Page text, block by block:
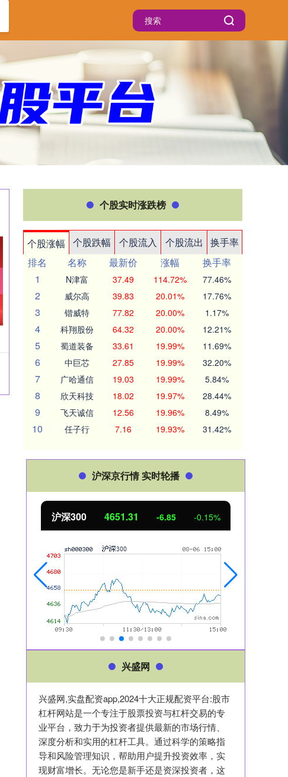
个股实时涨跌榜
个股涨幅 个股跌幅 个股流入 个股流出
换手率
排名
名称 最新价 涨幅
换手率
1
N津富 37.49 114.72% 77.46%
2 威尔高 39.83 20.01% 17.76%
3 锴威特 77.82 20.00% 1.17%
4 科翔股份 64.32 20.00% 12.21%
5 蜀道装备 33.61 19.99% 11.69%
6 中巨芯 27.85 19.99% 32.20%
7 广哈通信 19.03 19.99% 5.84%
8 欣天科技 18.02 19.97% 28.44%
9 飞天诚信 12.56 19.96% 8.49%
10 任子行 7.16 19.93% 31.42%
沪深京行情 实时轮播
北证50 1122.88 3.42 0.30%
兴盛网
兴盛网,实盘配资app,2024十大正规配资平台:股市
杠杆网站是一个专注于股票投资与杠杆交易的专
业平台，致力于为投资者提供最新的市场行情、
深度分析和实用的杠杆工具。通过科学的策略指
导和风险管理知识，帮助用户提升投资效率，实
现财富增长。无论您是新手还是资深投资者，这